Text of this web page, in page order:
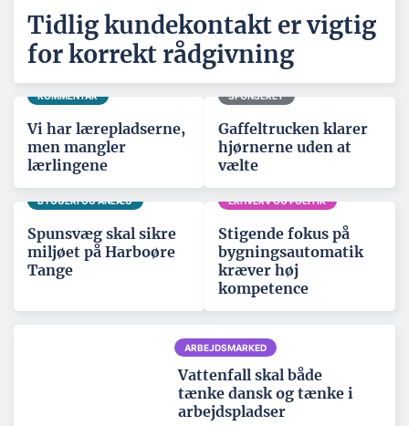
Tidlig kundekontakt er vigtig
for korrekt rådgivning
KOMMENTAR
Vi har lærepladserne,
men mangler
lærlingene
SPONSERET
Gaffeltrucken klarer
hjørnerne uden at
vælte
BYGGERI OG ANLÆG
Spunsvæg skal sikre
miljøet på Harboøre
Tange
ERHVERV OG POLITIK
Stigende fokus på
bygningsautomatik
kræver høj
kompetence
ARBEJDSMARKED
Vattenfall skal både
tænke dansk og tænke i
arbejdspladser